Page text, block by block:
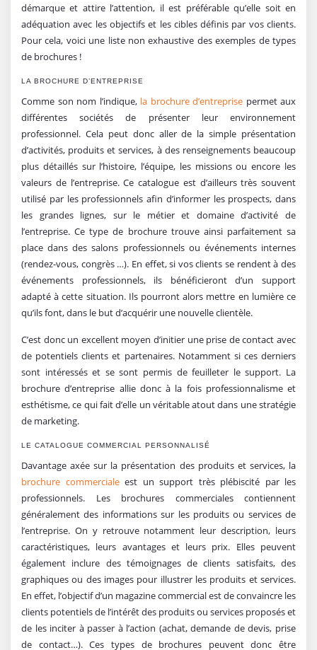
démarque et attire l’attention, il est préférable qu’elle soit en
adéquation avec les objectifs et les cibles définis par vos clients.
Pour cela, voici une liste non exhaustive des exemples de types
de brochures !
LA BROCHURE D’ENTREPRISE
Comme son nom l’indique, la brochure d’entreprise permet aux
différentes sociétés de présenter leur environnement
professionnel. Cela peut donc aller de la simple présentation
d’activités, produits et services, à des renseignements beaucoup
plus détaillés sur l’histoire, l’équipe, les missions ou encore les
valeurs de l’entreprise. Ce catalogue est d’ailleurs très souvent
utilisé par les professionnels afin d’informer les prospects, dans
les grandes lignes, sur le métier et domaine d’activité de
l’entreprise. Ce type de brochure trouve ainsi parfaitement sa
place dans des salons professionnels ou événements internes
(rendez-vous, congrès …). En effet, si vos clients se rendent à des
événements professionnels, ils bénéficieront d’un support
adapté à cette situation. Ils pourront alors mettre en lumière ce
qu’ils font, dans le but d’acquérir une nouvelle clientèle.
C’est donc un excellent moyen d’initier une prise de contact avec
de potentiels clients et partenaires. Notamment si ces derniers
sont intéressés et se sont permis de feuilleter le support. La
brochure d’entreprise allie donc à la fois professionnalisme et
esthétisme, ce qui fait d’elle un véritable atout dans une stratégie
de marketing.
LE CATALOGUE COMMERCIAL PERSONNALISÉ
Davantage axée sur la présentation des produits et services, la
brochure commercialeest un support très plébiscité par les
professionnels. Les brochures commerciales contiennent
généralement des informations sur les produits ou services de
l’entreprise. On y retrouve notamment leur description, leurs
caractéristiques, leurs avantages et leurs prix. Elles peuvent
également inclure des témoignages de clients satisfaits, des
graphiques ou des images pour illustrer les produits et services.
En effet, l’objectif d’un magazine commercial est de convaincre les
clients potentiels de l’intérêt des produits ou services proposés et
de les inciter à passer à l’action (achat, demande de devis, prise
de contact…). Ces types de brochures peuvent donc être